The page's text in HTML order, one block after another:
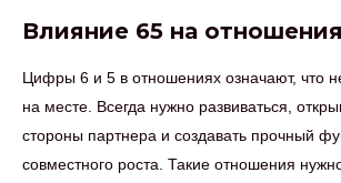
Влияние 65 на
Цифры 6 и 5 в отношениях означают, что
на месте. Всегда нужно развиваться,
стороны партнера и создавать прочный
совместного роста. Такие отношения